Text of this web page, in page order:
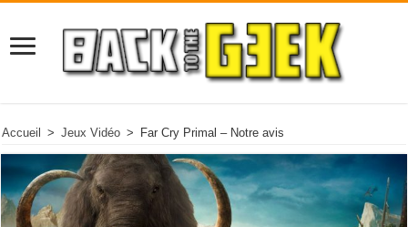
Accueil > Jeux Vidéo > Far Cry Primal – Notre avis